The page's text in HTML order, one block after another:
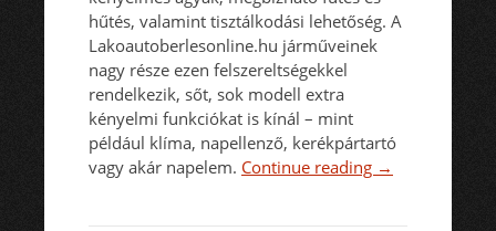
hűtés, valamint tisztálkodási lehetőség. A
Lakoautoberlesonline.hu járműveinek
nagy része ezen felszereltségekkel
rendelkezik, sőt, sok modell extra
kényelmi funkciókat is kínál – mint
például klíma, napellenző, kerékpártartó
vagy akár napelem. Continue reading →